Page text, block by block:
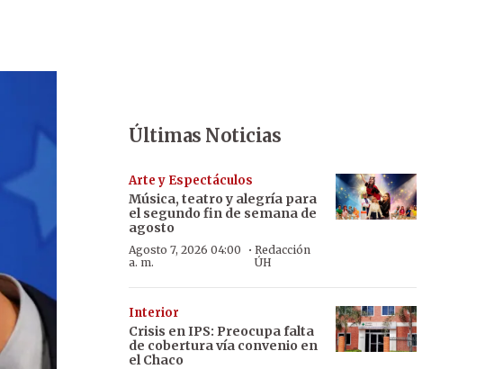
Últimas Noticias
Arte y Espectáculos
Música, teatro y alegría para
el segundo fin de semana de
agosto
Agosto 7, 2026 04:00
a. m.
· Redacción
ÚH
Interior
Crisis en IPS: Preocupa falta
de cobertura vía convenio en
el Chaco